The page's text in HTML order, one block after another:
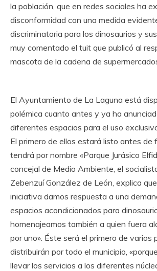
la población, que en redes sociales ha
disconformidad con una medida
discriminatoria para los dinosaurios y
muy comentado el tuit que publicó al
mascota de la cadena de
El Ayuntamiento de La Laguna está
polémica cuanto antes y ya ha
diferentes espacios para el uso
El primero de ellos estará listo antes de
tendrá por nombre «Parque Jurásico
concejal de Medio Ambiente, el
Zebenzuí González de León, explica
iniciativa damos respuesta a una
espacios acondicionados para
homenajeamos también a quien fuera
por uno». Éste será el primero de varios
distribuirán por todo el municipio,
llevar los servicios a los diferentes